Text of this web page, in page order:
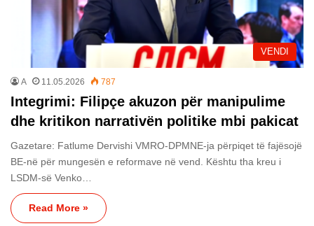
VENDI
A 11.05.2026 787
Integrimi: Filipçe akuzon për manipulime
dhe kritikon narrativën politike mbi pakicat
Gazetare: Fatlume Dervishi VMRO-DPMNE-ja përpiqet të fajësojë
BE-në për mungesën e reformave në vend. Kështu tha kreu i
LSDM-së Venko…
Read More »